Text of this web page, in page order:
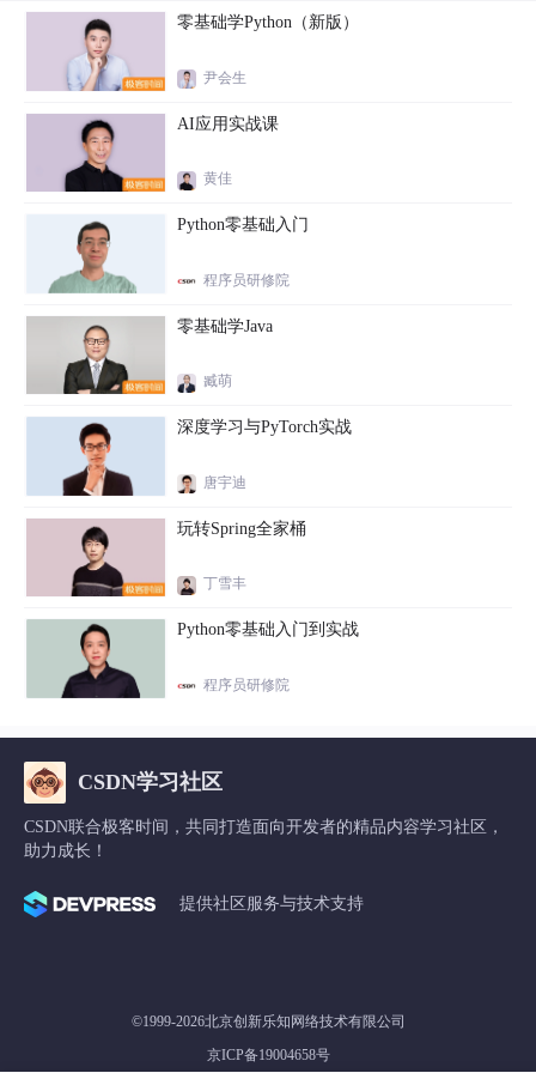
零基础学Python（新版）
尹会生
AI应用实战课
黄佳
Python零基础入门
程序员研修院
零基础学Java
臧萌
深度学习与PyTorch实战
唐宇迪
玩转Spring全家桶
丁雪丰
Python零基础入门到实战
程序员研修院
CSDN学习社区
CSDN联合极客时间，共同打造面向开发者的精品内容学习社区，
助力成长！
提供社区服务与技术支持
©1999-2026北京创新乐知网络技术有限公司
京ICP备19004658号